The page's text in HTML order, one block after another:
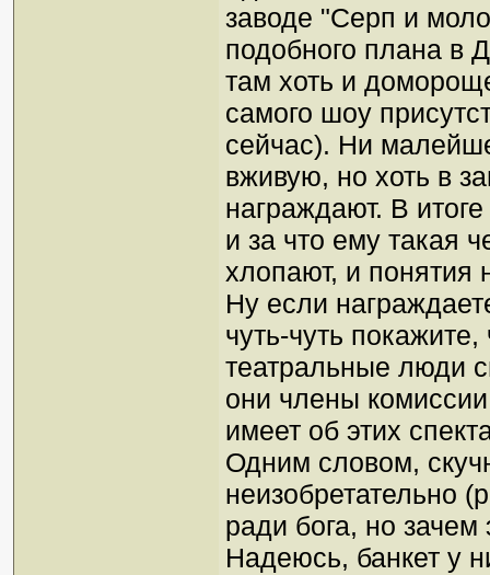
заводе "Серп и
подобного плана в
там хоть и
самого шоу
сейчас). Ни
вживую, но хоть в
награждают. В
и за что ему такая
хлопают, и
Ну если
чуть-чуть
театральные люди
они члены
имеет об этих
Одним словом,
неизобретательно
ради бога, но зачем
Надеюсь, банкет у